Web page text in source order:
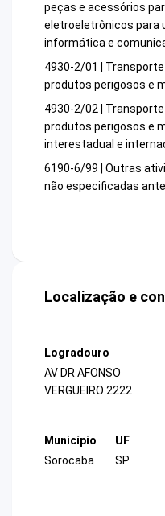
peças e acessórios
eletroeletrônicos para
informática e
4930-2/01 |
produtos perigosos e
4930-2/02 |
produtos perigosos e
interestadual e
6190-6/99 | Outras
não especificadas
Localização e
Logradouro
AV DR AFONSO
VERGUEIRO 2222
Município
Sorocaba
UF
SP